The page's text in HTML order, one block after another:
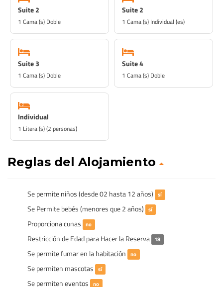
Suite 2
1 Cama (s) Doble
Suite 2
1 Cama (s) Individual (es)
Suite 3
1 Cama (s) Doble
Suite 4
1 Cama (s) Doble
Individual
1 Litera (s) (2 personas)
Reglas del Alojamiento
Se permite niños (desde 02 hasta 12 años) sí
Se Permite bebés (menores que 2 años) sí
Proporciona cunas no
Restricción de Edad para Hacer la Reserva 18
Se permite fumar en la habitación no
Se permiten mascotas sí
Se permiten eventos no